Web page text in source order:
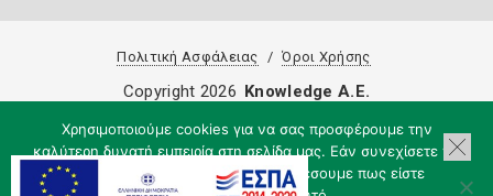
Πολιτική Ασφάλειας Όροι Χρήσης
Χρησιμοποιούμε cookies για να σας προσφέρουμε την
καλύτερη δυνατή εμπειρία στη σελίδα μας. Εάν συνεχίσετε να
χρησιμοποιείτε τη σελίδα, θα υποθέσουμε πως είστε
Copyright 2026 Knowledge A.E.